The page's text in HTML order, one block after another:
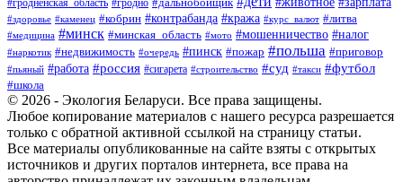
#гродненская_область #гродно #дальнобойщик
#здоровье #каменец #кобрин #контрабанда #кража #курс_валют #литва
#медицина #минск #минская_область #мото #мошенничество #налог
#наркотик #недвижимость #очередь #пинск #пожар #польша #приговор
#пьяный #работа #россия #сигарета #строительство #суд #такси #футбол
#школа
© 2026 - Экология Беларуси. Все права защищены.
Любое копирование материалов с нашего ресурса разрешается
только с обратной активной ссылкой на страницу статьи.
Все материалы опубликованные на сайте взяты с открытых
источников и других порталов интернета, все права на